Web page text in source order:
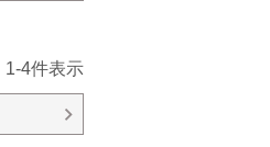
1-4件表示